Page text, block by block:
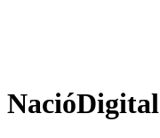
NacióDigital